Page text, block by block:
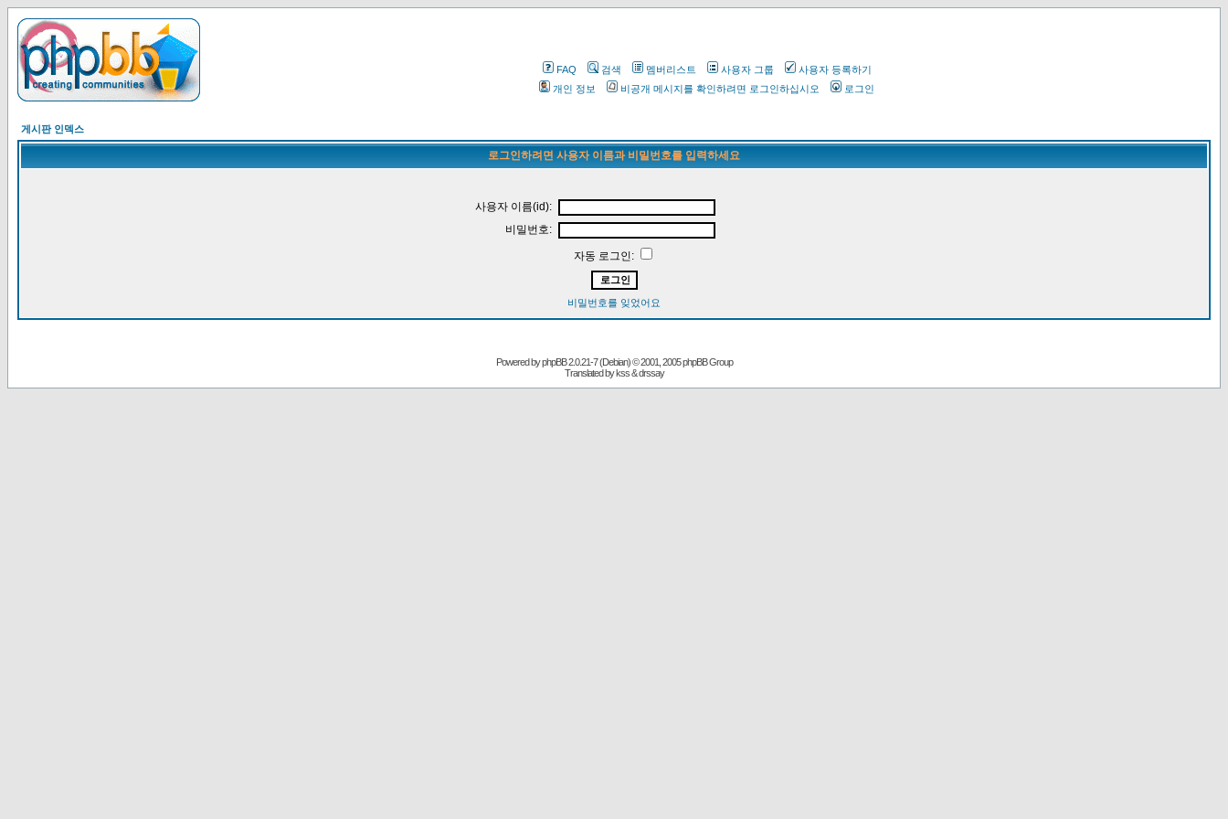
FAQ 검색 멤버리스트 사용자 그룹
사용자 등록하기
개인 정보
비공개 메시지를 확인하려면 로그인하십시오 로그인
게시판 인덱스
로그인하려면 사용자 이름과 비밀번호를 입력하세요
사용자 이름(id):
비밀번호:
자동 로그인:
비밀번호를 잊었어요
Powered byphpBB2.0.21-7 (Debian) © 2001, 2005 phpBB Group
Translated by kss & drssay